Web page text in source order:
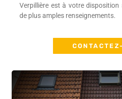
Verpillière est à votre
de plus amples renseignements.